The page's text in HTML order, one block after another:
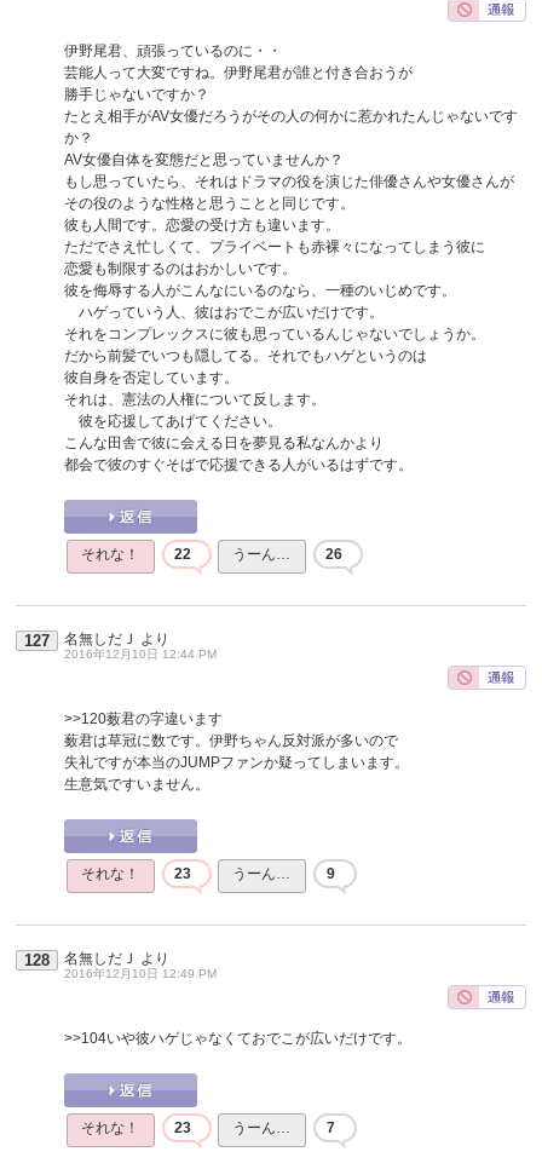
伊野尾君、頑張っているのに・・
芸能人って大変ですね。伊野尾君が誰と付き合おうが
勝手じゃないですか？
たとえ相手がAV女優だろうがその人の何かに惹かれたんじゃないです
か？
AV女優自体を変態だと思っていませんか？
もし思っていたら、それはドラマの役を演じた俳優さんや女優さんが
その役のような性格と思うことと同じです。
彼も人間です。恋愛の受け方も違います。
ただでさえ忙しくて、プライベートも赤裸々になってしまう彼に
恋愛も制限するのはおかしいです。
彼を侮辱する人がこんなにいるのなら、一種のいじめです。
ハゲっていう人、彼はおでこが広いだけです。
それをコンプレックスに彼も思っているんじゃないでしょうか。
だから前髪でいつも隠してる。それでもハゲというのは
彼自身を否定しています。
それは、憲法の人権について反します。
彼を応援してあげてください。
こんな田舎で彼に会える日を夢見る私なんかより
都会で彼のすぐそばで応援できる人がいるはずです。
それな！ 22 うーん… 26
127 名無しだＪ より
2016年12月10日 12:44 PM
>>120薮君の字違います
薮君は草冠に数です。伊野ちゃん反対派が多いので
失礼ですが本当のJUMPファンか疑ってしまいます。
生意気ですいません。
それな！ 23 うーん… 9
128 名無しだＪ より
2016年12月10日 12:49 PM
>>104いや彼ハゲじゃなくておでこが広いだけです。
それな！ 23 うーん… 7